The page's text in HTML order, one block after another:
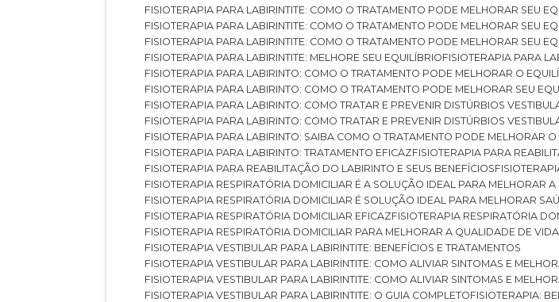
FISIOTERAPIA PARA LABIRINTITE: COMO O TRATAMENTO PODE MELHORAR SEU
FISIOTERAPIA PARA LABIRINTITE: COMO O TRATAMENTO PODE MELHORAR SEU
FISIOTERAPIA PARA LABIRINTITE: COMO O TRATAMENTO PODE MELHORAR SEU
FISIOTERAPIA PARA LABIRINTITE: MELHORE SEU EQUILÍBRIO
FISIOTERAPIA PARA
FISIOTERAPIA PARA LABIRINTO: COMO O TRATAMENTO PODE MELHORAR O
FISIOTERAPIA PARA LABIRINTO: COMO O TRATAMENTO PODE MELHORAR SEU
FISIOTERAPIA PARA LABIRINTO: COMO TRATAR E PREVENIR DISTÚRBIOS
FISIOTERAPIA PARA LABIRINTO: COMO TRATAR E PREVENIR DISTÚRBIOS
FISIOTERAPIA PARA LABIRINTO: SAIBA COMO O TRATAMENTO PODE MELHORAR
FISIOTERAPIA PARA LABIRINTO: TRATAMENTO EFICAZ FISIOTERAPIA PARA
FISIOTERAPIA PARA REABILITAÇÃO DO LABIRINTO E SEUS BENEFÍCIOS
FISIOTERAPIA RESPIRATÓRIA DOMICILIAR É A SOLUÇÃO IDEAL PARA MELHORAR
FISIOTERAPIA RESPIRATÓRIA DOMICILIAR É SOLUÇÃO IDEAL PARA MELHORAR
FISIOTERAPIA RESPIRATÓRIA DOMICILIAR EFICAZ FISIOTERAPIA RESPIRATÓRIA
FISIOTERAPIA RESPIRATÓRIA DOMICILIAR PARA MELHORAR A QUALIDADE DE VIDA
FISIOTERAPIA VESTIBULAR PARA LABIRINTITE: BENEFÍCIOS E TRATAMENTOS
FISIOTERAPIA VESTIBULAR PARA LABIRINTITE: COMO ALIVIAR SINTOMAS E
FISIOTERAPIA VESTIBULAR PARA LABIRINTITE: COMO ALIVIAR SINTOMAS E
FISIOTERAPIA VESTIBULAR PARA LABIRINTITE: O GUIA COMPLETO
FISIOTERAPIA: